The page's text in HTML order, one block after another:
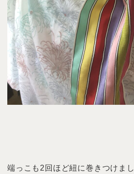
端っこも2回ほど紐に巻きつけまし